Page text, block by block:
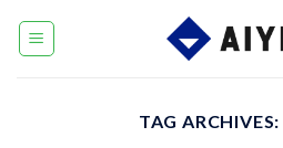
TAG ARCHIVES: